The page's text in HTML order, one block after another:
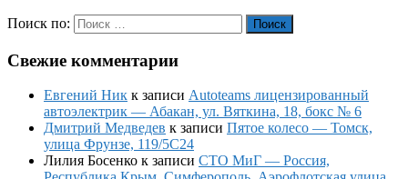
Поиск по: Поиск
Свежие комментарии
Евгений Ник к записи Autoteams лицензированный
автоэлектрик — Абакан, ул. Вяткина, 18, бокс № 6
Дмитрий Медведев к записи Пятое колесо — Томск,
улица Фрунзе, 119/5С24
Лилия Босенко к записи СТО МиГ — Россия,